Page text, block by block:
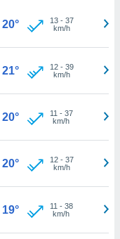
20° 13- 37
km/h
21° 12- 39
km/h
20° 11 - 37
km/h
20° 12- 37
km/h
19° 11 - 38
km/h